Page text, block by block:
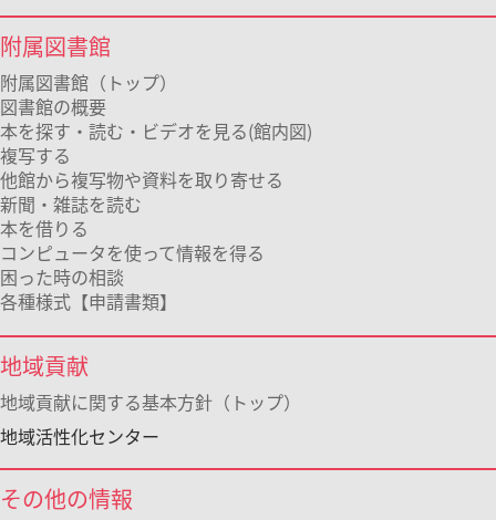
附属図書館
附属図書館（トップ）
図書館の概要
本を探す・読む・ビデオを見る(館内図)
複写する
他館から複写物や資料を取り寄せる
新聞・雑誌を読む
本を借りる
コンピュータを使って情報を得る
困った時の相談
各種様式【申請書類】
地域貢献
地域貢献に関する基本方針（トップ）
地域活性化センター
その他の情報